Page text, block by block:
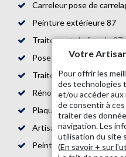
Carreleur pose de
Peinture extérieure 87
Traitement de façade 87
Pose de parquet 87
Traitement de toiture 87
Rénovation de maison 87
Plaquiste 87
Artisan bande placo 87
Peintre en bâtiment 87
Votre
Pour offrir les
des technologies
et/ou accéder aux
de consentir à
traiter des
navigation. Les
utilisation du site
(En savoir + sur